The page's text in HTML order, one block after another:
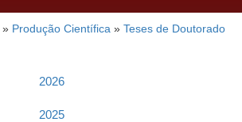
» Produção Científica » Teses de Doutorado
2026
2025